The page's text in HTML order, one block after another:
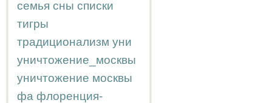
семья сны списки
тигры
традиционализм уни
уничтожение_москвы
уничтожение москвы
фа флоренция-